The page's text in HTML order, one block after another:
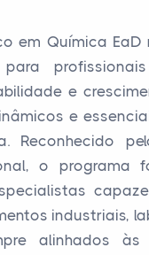
em Química EaD
para
e
e
Reconhecido
o programa
industriais,
alinhados